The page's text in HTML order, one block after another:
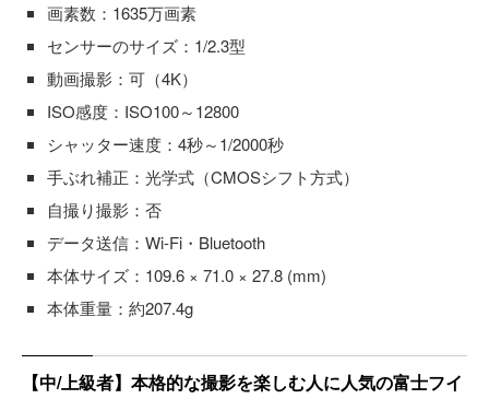
画素数：1635万画素
センサーのサイズ：1/2.3型
動画撮影：可（4K）
ISO感度：ISO100～12800
シャッター速度：4秒～1/2000秒
手ぶれ補正：光学式（CMOSシフト方式）
自撮り撮影：否
データ送信：Wi-Fi・Bluetooth
本体サイズ：109.6 × 71.0 × 27.8 (mm)
本体重量：約207.4g
【中/上級者】本格的な撮影を楽しむ人に人気の富士フイ